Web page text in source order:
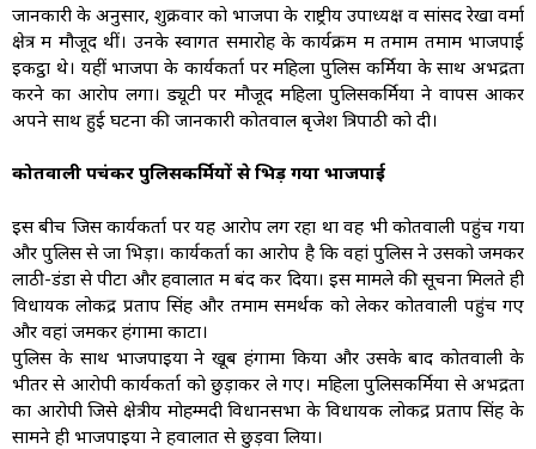
जानकारी के अनुसार, शुक्रवार को भाजपा के राष्ट्रीय उपाध्यक्ष व सांसद रेखा वर्मा
क्षेत्र में मौजूद थीं। उनके स्वागत समारोह के कार्यक्रम में तमाम तमाम भाजपाई
इकट्ठा थे। यहीं भाजपा के कार्यकर्ता पर महिला पुलिस कर्मियों के साथ अभद्रता
करने का आरोप लगा। ड्यूटी पर मौजूद महिला पुलिसकर्मियों ने वापस आकर
अपने साथ हुई घटना की जानकारी कोतवाल बृजेश त्रिपाठी को दी।
कोतवाली पहुंचकर पुलिसकर्मियों से भिड़ गया भाजपाई
इस बीच जिस कार्यकर्ता पर यह आरोप लग रहा था वह भी कोतवाली पहुंच गया
और पुलिस से जा भिड़ा। कार्यकर्ता का आरोप है कि वहां पुलिस ने उसको जमकर
लाठी-डंडों से पीटा और हवालात में बंद कर दिया। इस मामले की सूचना मिलते ही
विधायक लोकेंद्र प्रताप सिंह और तमाम समर्थक को लेकर कोतवाली पहुंच गए
और वहां जमकर हंगामा काटा।
पुलिस के साथ भाजपाइयों ने खूब हंगामा किया और उसके बाद कोतवाली के
भीतर से आरोपी कार्यकर्ता को छुड़ाकर ले गए। महिला पुलिसकर्मियों से अभद्रता
का आरोपी जिसे क्षेत्रीय मोहम्मदी विधानसभा के विधायक लोकेंद्र प्रताप सिंह के
सामने ही भाजपाइयों ने हवालात से छुड़वा लिया।